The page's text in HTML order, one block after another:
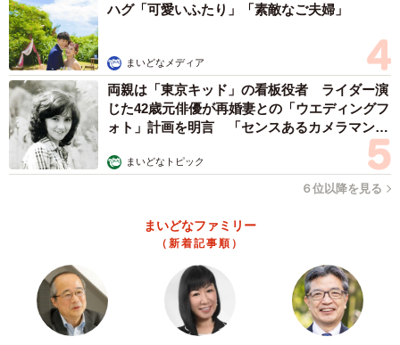
ハグ「可愛いふたり」「素敵なご夫婦」
まいどなメディア
両親は「東京キッド」の看板役者 ライダー演
じた42歳元俳優が再婚妻との「ウエディングフ
ォト」計画を明言 「センスあるカメラマン求
まいどなトピック
６位以降を見る
まいどなファミリー
（新着記事順）